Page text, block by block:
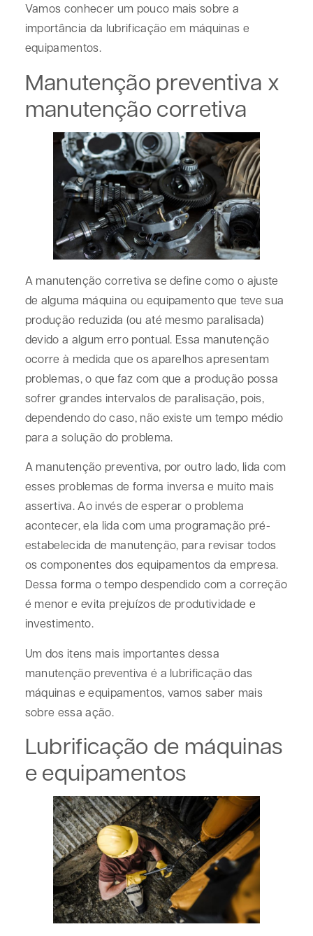
Vamos conhecer um pouco mais sobre a
importância da lubrificação em máquinas e
equipamentos.
Manutenção preventiva x
manutenção corretiva
A manutenção corretiva se define como o ajuste
de alguma máquina ou equipamento que teve sua
produção reduzida (ou até mesmo paralisada)
devido a algum erro pontual. Essa manutenção
ocorre à medida que os aparelhos apresentam
problemas, o que faz com que a produção possa
sofrer grandes intervalos de paralisação, pois,
dependendo do caso, não existe um tempo médio
para a solução do problema.
A manutenção preventiva, por outro lado, lida com
esses problemas de forma inversa e muito mais
assertiva. Ao invés de esperar o problema
acontecer, ela lida com uma programação pré-
estabelecida de manutenção, para revisar todos
os componentes dos equipamentos da empresa.
Dessa forma o tempo despendido com a correção
é menor e evita prejuízos de produtividade e
investimento.
Um dos itens mais importantes dessa
manutenção preventiva é a lubrificação das
máquinas e equipamentos, vamos saber mais
sobre essa ação.
Lubrificação de máquinas
e equipamentos